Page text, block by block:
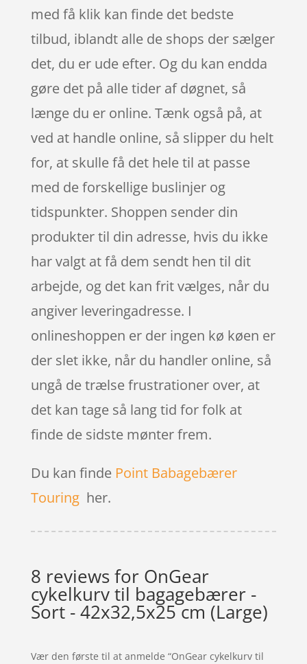
med få klik kan finde det bedste
tilbud, iblandt alle de shops der sælger
det, du er ude efter. Og du kan endda
gøre det på alle tider af døgnet, så
længe du er online. Tænk også på, at
ved at handle online, så slipper du helt
for, at skulle få det hele til at passe
med de forskellige buslinjer og
tidspunkter. Shoppen sender din
produkter til din adresse, hvis du ikke
har valgt at få dem sendt hen til dit
arbejde, og det kan frit vælges, når du
angiver leveringadresse. I
onlineshoppen er der ingen kø køen er
der slet ikke, når du handler online, så
ungå de trælse frustrationer over, at
det kan tage så lang tid for folk at
finde de sidste mønter frem.
Du kan finde Point Babagebærer
Touringher.
8 reviews for OnGear
cykelkurv til bagagebærer -
Sort - 42x32,5x25 cm (Large)
Vær den første til at anmelde “OnGear cykelkurv til